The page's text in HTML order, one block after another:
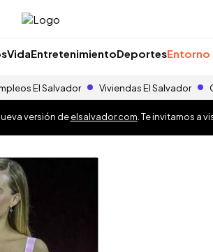
VidaEntretenimientoDeportesEntorno
El Salvador Viviendas El Salvador
versión deelsalvador.com . Te invitamos a